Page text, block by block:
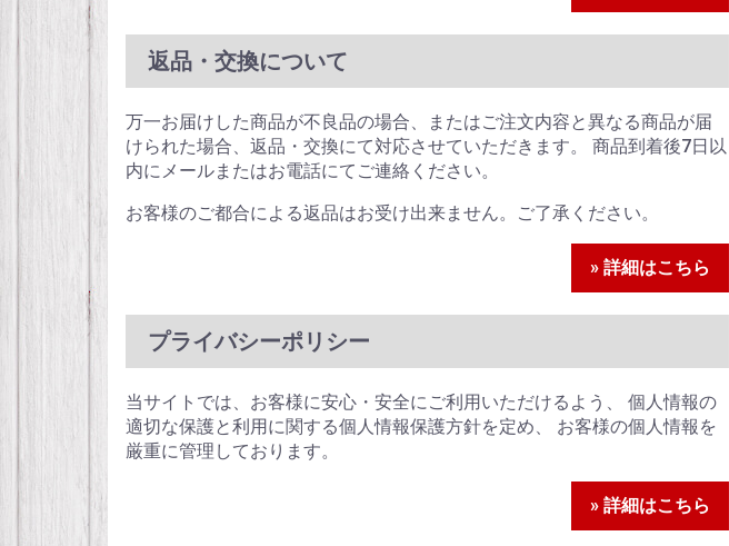
返品・交換について
万一お届けした商品が不良品の場合、またはご注文内容と異なる商品が届
けられた場合、返品・交換にて対応させていただきます。 商品到着後7日以
内にメールまたはお電話にてご連絡ください。
お客様のご都合による返品はお受け出来ません。ご了承ください。
» 詳細はこちら
プライバシーポリシー
当サイトでは、お客様に安心・安全にご利用いただけるよう、 個人情報の
適切な保護と利用に関する個人情報保護方針を定め、 お客様の個人情報を
厳重に管理しております。
» 詳細はこちら